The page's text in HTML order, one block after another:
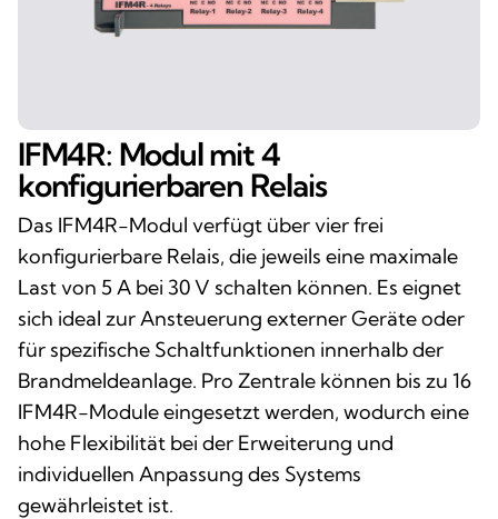
IFM4R: Modul mit 4
konfigurierbaren Relais
Das IFM4R-Modul verfügt über vier frei
konfigurierbare Relais, die jeweils eine maximale
Last von 5 A bei 30 V schalten können. Es eignet
sich ideal zur Ansteuerung externer Geräte oder
für spezifische Schaltfunktionen innerhalb der
Brandmeldeanlage. Pro Zentrale können bis zu 16
IFM4R-Module eingesetzt werden, wodurch eine
hohe Flexibilität bei der Erweiterung und
individuellen Anpassung des Systems
gewährleistet ist.